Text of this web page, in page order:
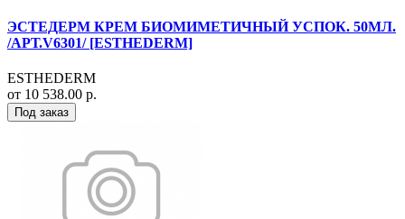
ЭСТЕДЕРМ КРЕМ БИОМИМЕТИЧНЫЙ УСПОК. 50МЛ.
/АРТ.V6301/ [ESTHEDERM]
ESTHEDERM
от 10 538.00 р.
Под заказ